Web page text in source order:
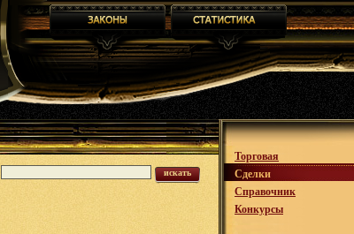
искать
Торговая
Сделки
Справочник
Конкурсы